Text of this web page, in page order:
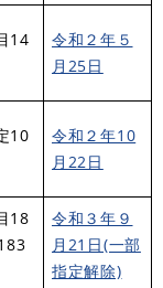
14
令和２年５
月25日
10
令和２年10
月22日
18
令和３年９
月21日(一部
指定解除)